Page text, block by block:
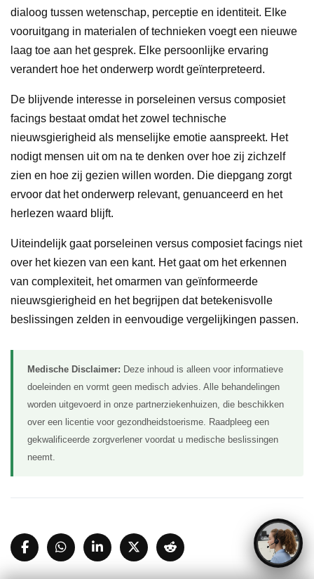
dialoog tussen wetenschap, perceptie en identiteit. Elke
vooruitgang in materialen of technieken voegt een nieuwe
laag toe aan het gesprek. Elke persoonlijke ervaring
verandert hoe het onderwerp wordt geïnterpreteerd.
De blijvende interesse in porseleinen versus composiet
facings bestaat omdat het zowel technische
nieuwsgierigheid als menselijke emotie aanspreekt. Het
nodigt mensen uit om na te denken over hoe zij zichzelf
zien en hoe zij gezien willen worden. Die diepgang zorgt
ervoor dat het onderwerp relevant, genuanceerd en het
herlezen waard blijft.
Uiteindelijk gaat porseleinen versus composiet facings niet
over het kiezen van een kant. Het gaat om het erkennen
van complexiteit, het omarmen van geïnformeerde
nieuwsgierigheid en het begrijpen dat betekenisvolle
beslissingen zelden in eenvoudige vergelijkingen passen.
Medische Disclaimer: Deze inhoud is alleen voor informatieve
doeleinden en vormt geen medisch advies. Alle behandelingen
worden uitgevoerd in onze partnerziekenhuizen, die beschikken
over een licentie voor gezondheidstoerisme. Raadpleeg een
gekwalificeerde zorgverlener voordat u medische beslissingen
neemt.